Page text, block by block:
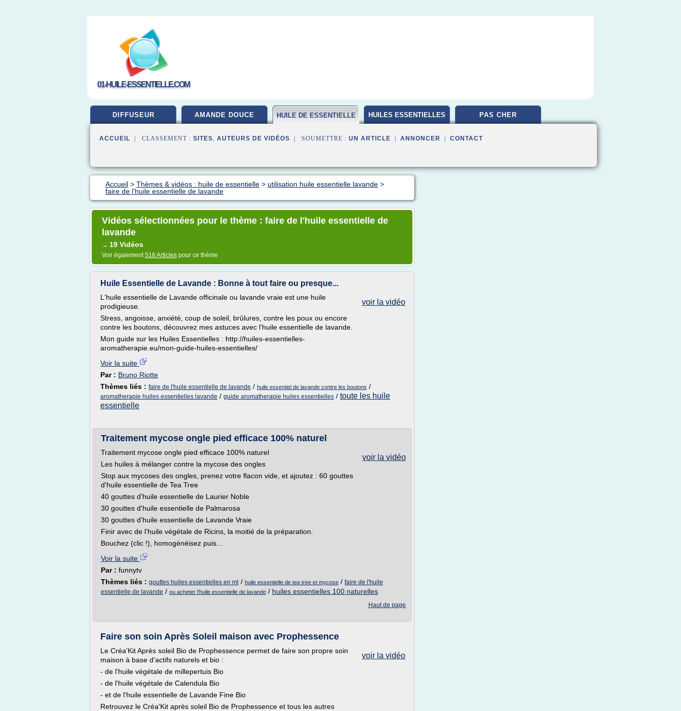
01-HUILE-ESSENTIELLE.COM
DIFFUSEUR AMANDE DOUCE HUILE DE ESSENTIELLE HUILES ESSENTIELLES PAS CHER
ACCUEIL | CLASSEMENT : SITES, AUTEURS DE VIDÉOS | SOUMETTRE : UN ARTICLE ANNONCER CONTACT
Accueil > Thèmes & vidéos : huile de essentielle > utilisation huile essentielle lavande >
faire de l'huile essentielle de lavande
Vidéos sélectionnées pour le thème : faire de l'huile essentielle de
lavande
→ 19 Vidéos
Voir également516 Articles pour ce thème
Huile Essentielle de Lavande : Bonne à tout faire ou presque...
voir la vidéo
L'huile essentielle de Lavande officinale ou lavande vraie est une huile
prodigieuse.
Stress, angoisse, anxiété, coup de soleil, brûlures, contre les poux ou encore
contre les boutons, découvrez mes astuces avec l'huile essentielle de lavande.
Mon guide sur les Huiles Essentielles : http://huiles-essentielles-
aromatherapie.eu/mon-guide-huiles-essentielles/
Voir la suite
Par : Bruno Riotte
Thèmes liés : faire de l'huile essentielle de lavande / huile essentiel de lavande contre les boutons /
aromatherapie huiles essentielles lavande / guide aromatherapie huiles essentielles / toute les huile
essentielle
Traitement mycose ongle pied efficace 100% naturel
voir la vidéo
Traitement mycose ongle pied efficace 100% naturel
Les huiles à mélanger contre la mycose des ongles
Stop aux mycoses des ongles, prenez votre flacon vide, et ajoutez : 60 gouttes
d'huile essentielle de Tea Tree
40 gouttes d'huile essentielle de Laurier Noble
30 gouttes d'huile essentielle de Palmarosa
30 gouttes d'huile essentielle de Lavande Vraie
Finir avec de l'huile végétale de Ricins, la moitié de la préparation.
Bouchez (clic !), homogénéisez puis...
Voir la suite
Par : funnytv
Thèmes liés : gouttes huiles essentielles en ml / huile essentielle de tea tree et mycose / faire de l'huile
essentielle de lavande / ou acheter l'huile essentielle de lavande / huiles essentielles 100 naturelles
Haut de page
Faire son soin Après Soleil maison avec Prophessence
voir la vidéo
Le Créa'Kit Après soleil Bio de Prophessence permet de faire son propre soin
maison à base d'actifs naturels et bio :
- de l'huile végétale de millepertuis Bio
- de l'huile végétale de Calendula Bio
- et de l'huile essentielle de Lavande Fine Bio
Retrouvez le Créa'Kit après soleil Bio de Prophessence et tous les autres